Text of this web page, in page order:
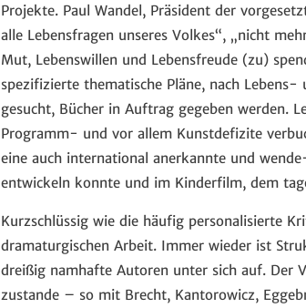
Projekte. Paul Wandel, Präsident der
alle Lebensfragen unseres Volkes“, „nicht
Mut, Lebenswillen und Lebensfreude (zu)
spezifizierte thematische Pläne, nach
gesucht, Bücher in Auftrag gegeben werden.
Programm- und vor allem Kunstdefizite
eine auch international anerkannte und
entwickeln konnte und im Kinderfilm, dem
Kurzschlüssig wie die häufig personalisierte
dramaturgischen Arbeit. Immer wieder ist
dreißig namhafte Autoren unter sich auf. Der
zustande – so mit Brecht, Kantorowicz,